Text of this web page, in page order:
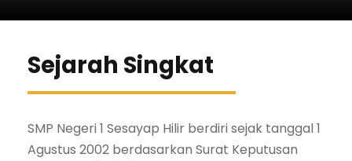
Sejarah Singkat
SMP Negeri 1 Sesayap Hilir berdiri sejak tanggal 1
Agustus 2002 berdasarkan Surat Keputusan